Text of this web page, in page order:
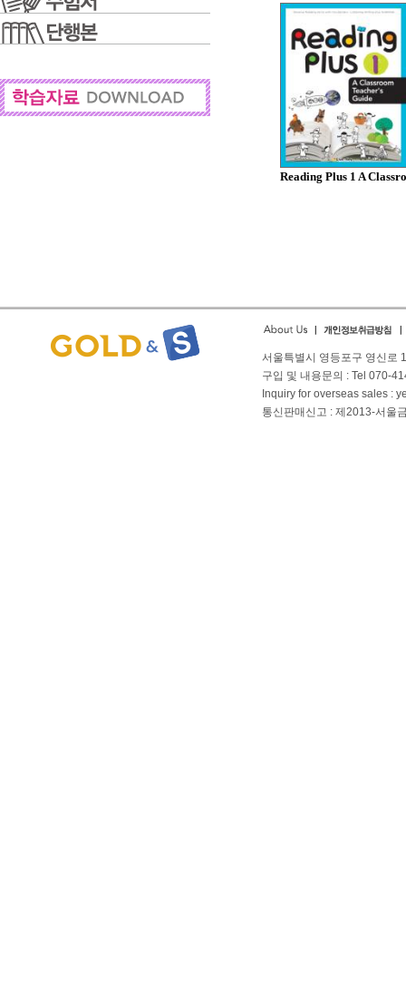
Reading Plus 1 A
서울특별시 영등포구 영신로
구입 및 내용문의 : Tel 070-
Inquiry for overseas sales :
통신판매신고 : 제2013-서울